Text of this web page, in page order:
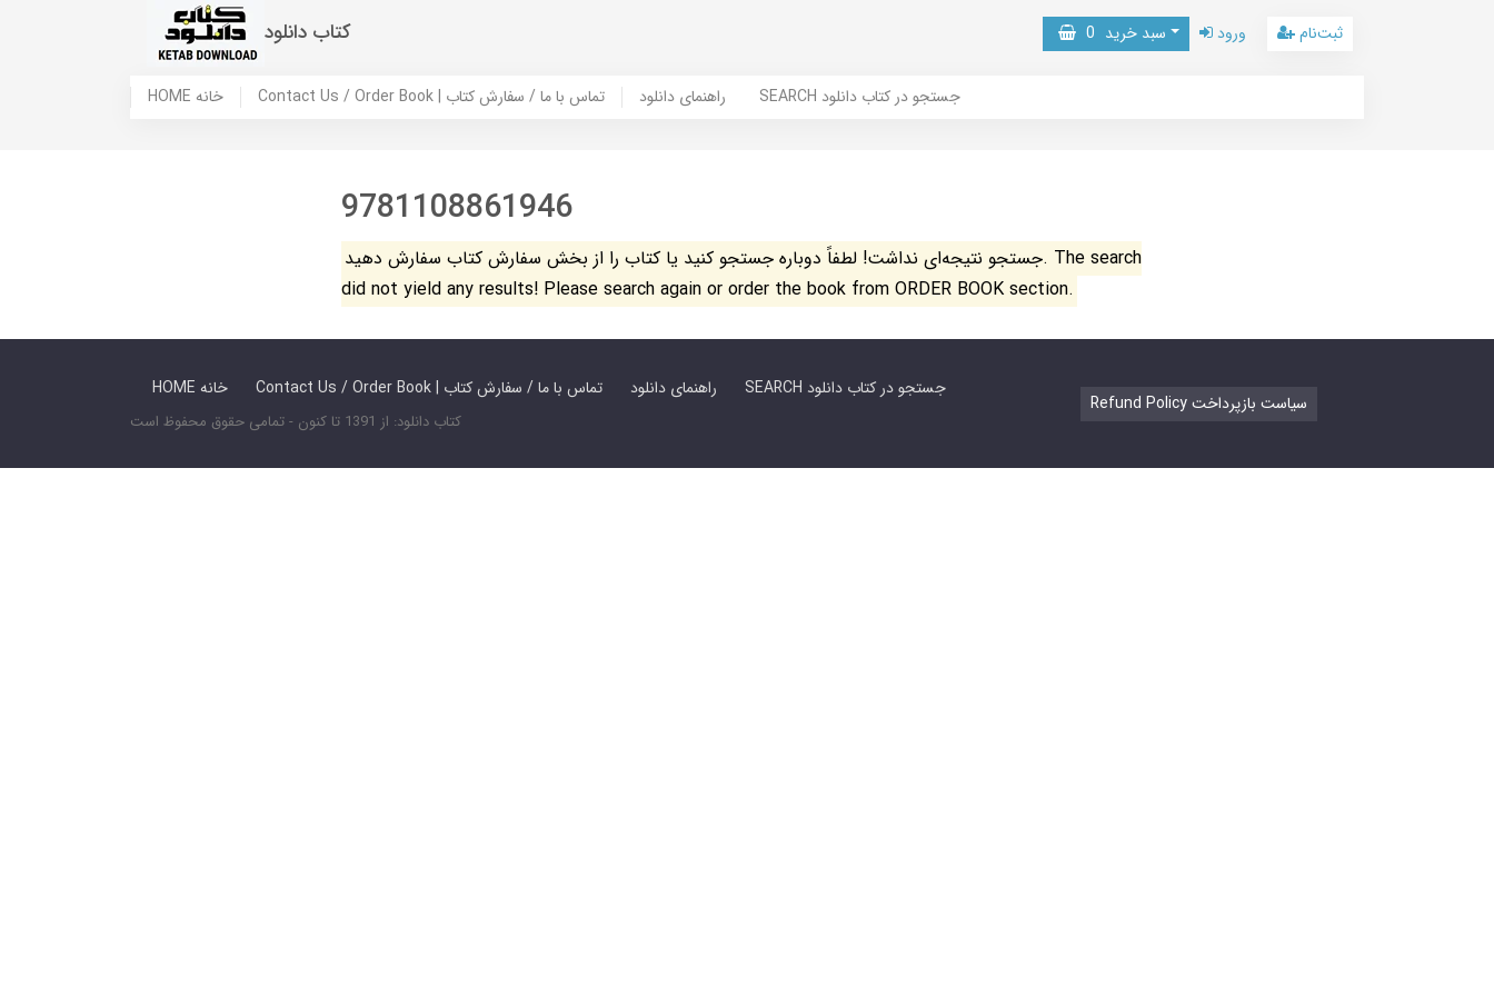
کتاب دانلود سبد خرید 0 ورود ثبت‌نام
HOME خانه Contact Us / Order Book | تماس با ما / سفارش کتاب راهنمای دانلود SEARCH جستجو در کتاب دانلود
9781108861946
جستجو نتیجه‌ای نداشت! لطفاً دوباره جستجو کنید یا کتاب را از بخش سفارش کتاب سفارش دهید. The search
did not yield any results! Please search again or order the book from ORDER BOOK section.
HOME خانه Contact Us / Order Book | تماس با ما / سفارش کتاب راهنمای دانلود SEARCH جستجو در کتاب دانلود
کتاب دانلود: از 1391 تا کنون - تمامی حقوق محفوظ است
Refund Policy سیاست بازپرداخت